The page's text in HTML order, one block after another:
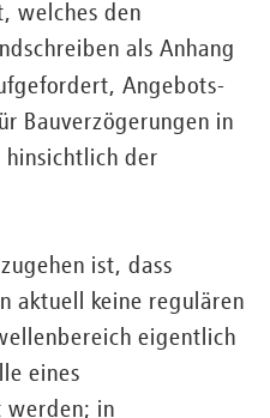
welches den
als Anhang
Angebots-
Bauverzögerungen in
hinsichtlich der
ist, dass
aktuell keine regulären
eigentlich
eines
werden; in